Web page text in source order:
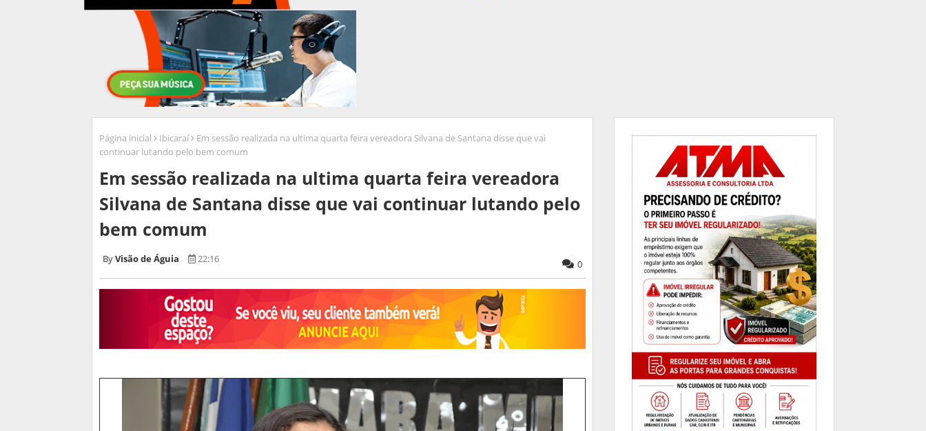
Página inicial Ibicaraí
Em sessão realizada na ultima quarta feira vereadora Silvana de Santana disse que vai
continuar lutando pelo bem comum
Em sessão realizada na ultima quarta feira vereadora
Silvana de Santana disse que vai continuar lutando pelo
bem comum
Visão de Águia 22:16 0